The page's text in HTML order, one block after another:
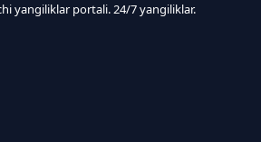
yangiliklar portali. 24/7 yangiliklar.